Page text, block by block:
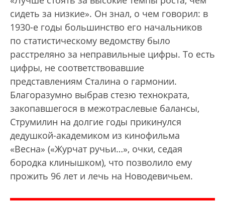
сидеть за низкие». Он знал, о чем говорил: в
1930-е годы большинство его начальников
по статистическому ведомству было
расстреляно за неправильные цифры. То есть
цифры, не соответствовавшие
представлениям Сталина о гармонии.
Благоразумно выбрав стезю технократа,
закопавшегося в межотраслевые балансы,
Струмилин на долгие годы прикинулся
дедушкой-академиком из кинофильма
«Весна» («Журчат ручьи…», очки, седая
бородка клинышком), что позволило ему
прожить 96 лет и лечь на Новодевичьем.